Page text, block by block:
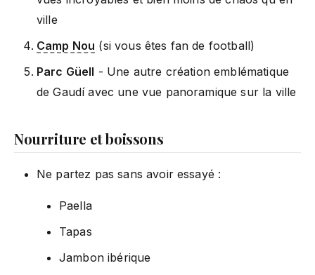
ville
Camp Nou (si vous êtes fan de football)
Parc Güell - Une autre création emblématique
de Gaudí avec une vue panoramique sur la ville
Nourriture et boissons
Ne partez pas sans avoir essayé :
Paella
Tapas
Jambon ibérique